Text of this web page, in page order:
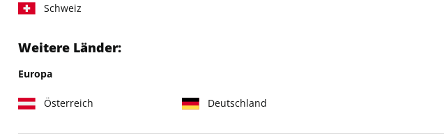
Schweiz
Weitere Länder:
Europa
Österreich Deutschland